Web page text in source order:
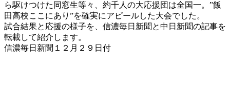
ら駆けつけた同窓生等々、約千人の大応援団は全国一。”飯
田高校ここにあり”を確実にアピールした大会でした。
試合結果と応援の様子を、信濃毎日新聞と中日新聞の記事を
転載して紹介します。
信濃毎日新聞１２月２９日付